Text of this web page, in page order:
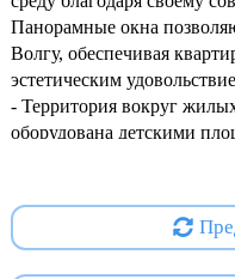
Панорамные окна
Волгу, обеспечивая
эстетическим
- Территория вокруг
оборудована детскими
- Удобная планировка
использование